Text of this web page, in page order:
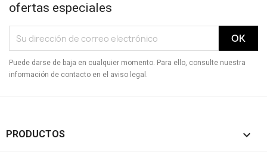
ofertas especiales
Puede darse de baja en cualquier momento. Para ello, consulte nuestra
información de contacto en el aviso legal.
PRODUCTOS 